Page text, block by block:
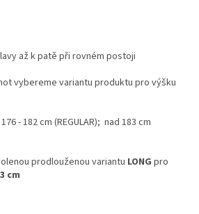
až k patě při rovném postoji
vybereme variantu produktu pro výšku
- 182 cm (REGULAR); nad 183 cm
prodlouženou variantu LONG pro
cm